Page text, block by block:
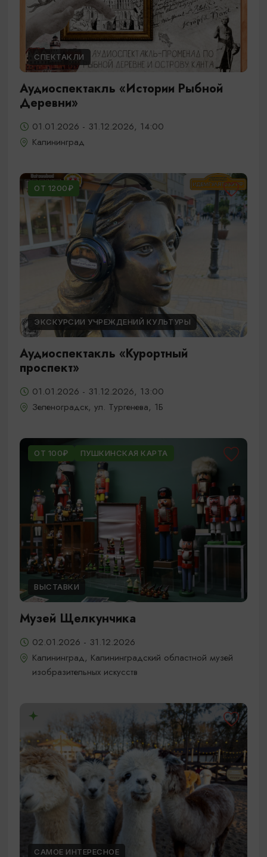
СПЕКТАКЛИ
Аудиоспектакль «Истории Рыбной
Деревни»
01.01.2026 - 31.12.2026, 14:00
Калининград
ОТ 1200₽
ЭКСКУРСИИ УЧРЕЖДЕНИЙ КУЛЬТУРЫ
Аудиоспектакль «Курортный
проспект»
01.01.2026 - 31.12.2026, 13:00
Зеленоградск, ул. Тургенева, 1Б
ОТ 100₽ ПУШКИНСКАЯ КАРТА
ВЫСТАВКИ
Музей Щелкунчика
02.01.2026 - 31.12.2026
Калининград, Калининградский областной музей
изобразительных искусств
САМОЕ ИНТЕРЕСНОЕ